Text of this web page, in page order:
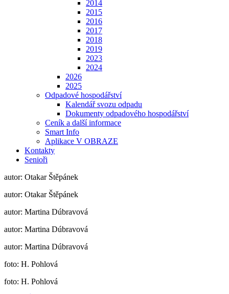
2014
2015
2016
2017
2018
2019
2023
2024
2026
2025
Odpadové hospodářství
Kalendář svozu odpadu
Dokumenty odpadového hospodářství
Ceník a další informace
Smart Info
Aplikace V OBRAZE
Kontakty
Senioři
autor: Otakar Štěpánek
autor: Otakar Štěpánek
autor: Martina Dúbravová
autor: Martina Dúbravová
autor: Martina Dúbravová
foto: H. Pohlová
foto: H. Pohlová